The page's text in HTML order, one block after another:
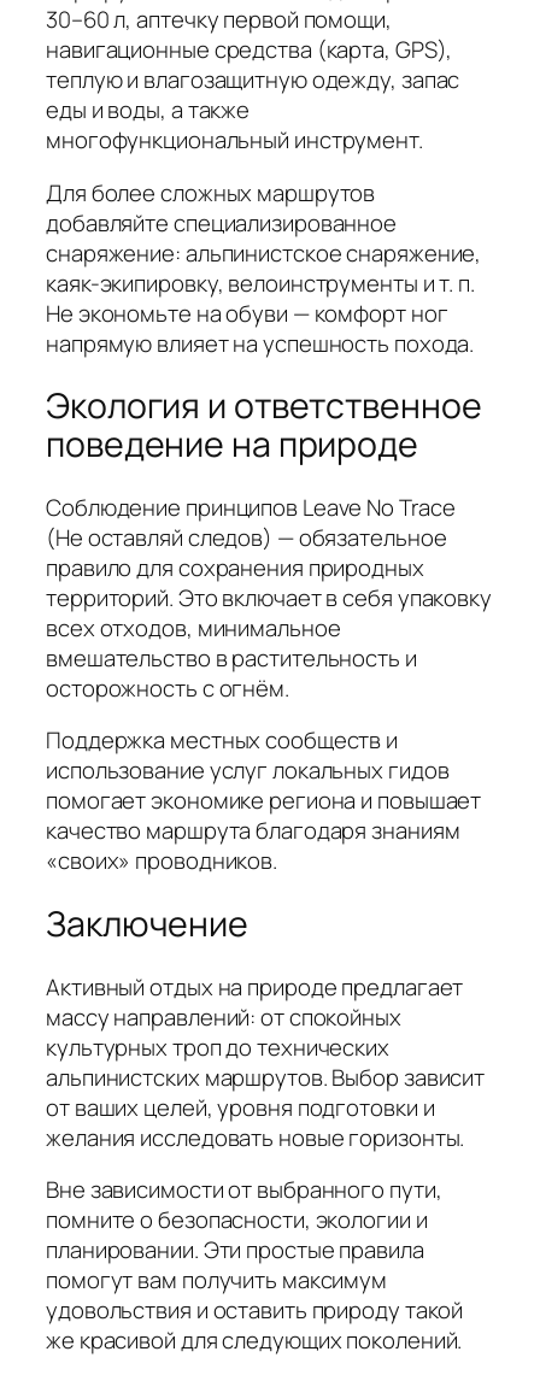
30–60 л, аптечку первой помощи,
навигационные средства (карта, GPS),
теплую и влагозащитную одежду, запас
еды и воды, а также
многофункциональный инструмент.
Для более сложных маршрутов
добавляйте специализированное
снаряжение: альпинистское снаряжение,
каяк-экипировку, велоинструменты и т. п.
Не экономьте на обуви — комфорт ног
напрямую влияет на успешность похода.
Экология и ответственное
поведение на природе
Соблюдение принципов Leave No Trace
(Не оставляй следов) — обязательное
правило для сохранения природных
территорий. Это включает в себя упаковку
всех отходов, минимальное
вмешательство в растительность и
осторожность с огнём.
Поддержка местных сообществ и
использование услуг локальных гидов
помогает экономике региона и повышает
качество маршрута благодаря знаниям
«своих» проводников.
Заключение
Активный отдых на природе предлагает
массу направлений: от спокойных
культурных троп до технических
альпинистских маршрутов. Выбор зависит
от ваших целей, уровня подготовки и
желания исследовать новые горизонты.
Вне зависимости от выбранного пути,
помните о безопасности, экологии и
планировании. Эти простые правила
помогут вам получить максимум
удовольствия и оставить природу такой
же красивой для следующих поколений.